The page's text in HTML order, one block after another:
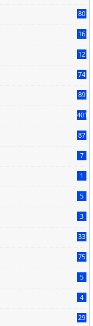
80
16
12
74
89
401
87
7
1
5
3
33
75
5
4
29